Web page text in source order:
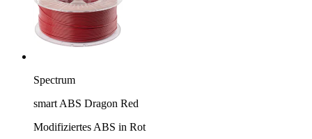
Spectrum
smart ABS Dragon Red
Modifiziertes ABS in Rot